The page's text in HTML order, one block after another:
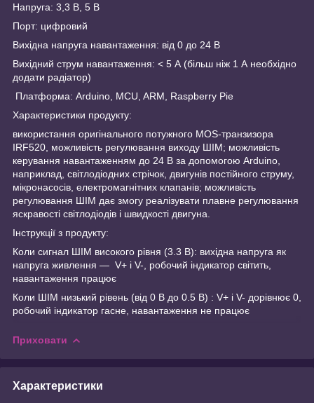
Напруга: 3,3 В, 5 В
Порт: цифровий
Вихідна напруга навантаження: від 0 до 24 В
Вихідний струм навантаження: < 5 А (більш ніж 1 А необхідно
додати радіатор)
Платформа: Arduino, MCU, ARM, Raspberry Pie
Характеристики продукту:
використання оригінального потужного МОS-транзизора
IRF520, можливість регулювання виходу ШІМ; можливість
керування навантаженням до 24 В за допомогою Arduino,
наприклад, світлодіодних стрічок, двигунів постійного струму,
мікронасосів, електромагнітних клапанів; можливість
регулювання ШІМ дає змогу реалізувати плавне регулювання
яскравості світлодіодів і швидкості двигуна.
Інструкції з продукту:
Коли сигнал ШІМ високого рівня (3.3 В): вихідна напруга як
напруга живлення — V+ і V-, робочий індикатор світить,
навантаження працює
Коли ШІМ низький рівень (від 0 В до 0.5 В) : V+ і V- дорівнює 0,
робочий індикатор гасне, навантаження не працює
Приховати
Характеристики